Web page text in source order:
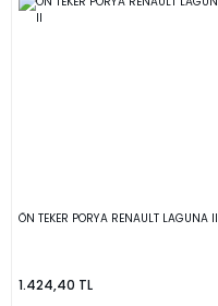
ÖN TEKER PORYA RENAULT LAGUNA II
1.424,40 TL